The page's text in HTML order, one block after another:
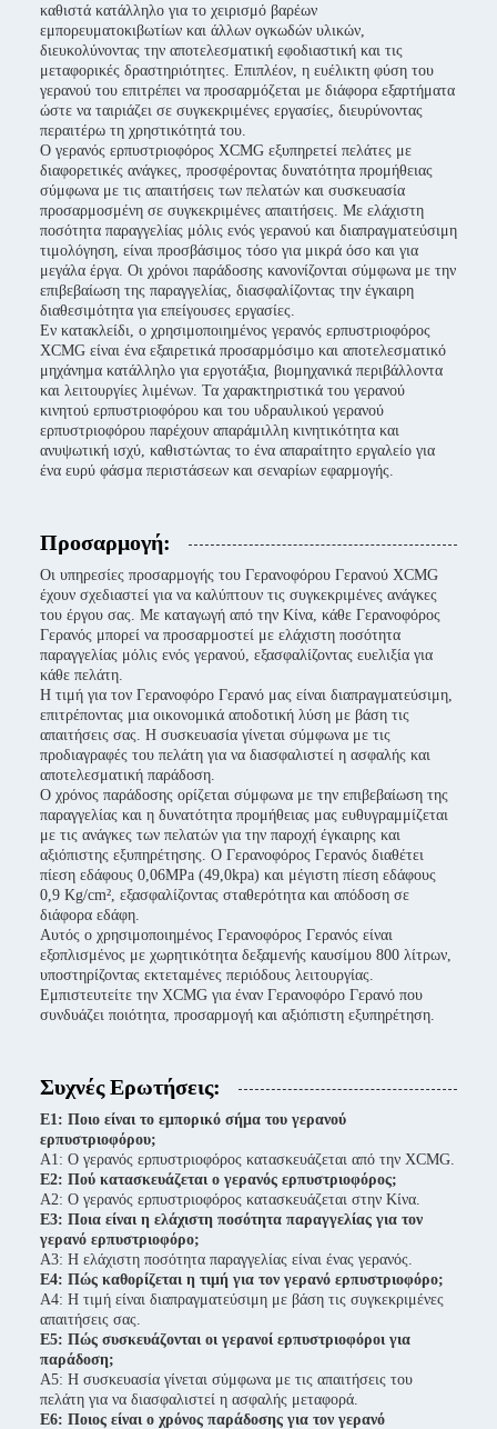
καθιστά κατάλληλο για το χειρισμό βαρέων
εμπορευματοκιβωτίων και άλλων ογκωδών υλικών,
διευκολύνοντας την αποτελεσματική εφοδιαστική και τις
μεταφορικές δραστηριότητες. Επιπλέον, η ευέλικτη φύση του
γερανού του επιτρέπει να προσαρμόζεται με διάφορα εξαρτήματα
ώστε να ταιριάζει σε συγκεκριμένες εργασίες, διευρύνοντας
περαιτέρω τη χρηστικότητά του.
Ο γερανός ερπυστριοφόρος XCMG εξυπηρετεί πελάτες με
διαφορετικές ανάγκες, προσφέροντας δυνατότητα προμήθειας
σύμφωνα με τις απαιτήσεις των πελατών και συσκευασία
προσαρμοσμένη σε συγκεκριμένες απαιτήσεις. Με ελάχιστη
ποσότητα παραγγελίας μόλις ενός γερανού και διαπραγματεύσιμη
τιμολόγηση, είναι προσβάσιμος τόσο για μικρά όσο και για
μεγάλα έργα. Οι χρόνοι παράδοσης κανονίζονται σύμφωνα με την
επιβεβαίωση της παραγγελίας, διασφαλίζοντας την έγκαιρη
διαθεσιμότητα για επείγουσες εργασίες.
Εν κατακλείδι, ο χρησιμοποιημένος γερανός ερπυστριοφόρος
XCMG είναι ένα εξαιρετικά προσαρμόσιμο και αποτελεσματικό
μηχάνημα κατάλληλο για εργοτάξια, βιομηχανικά περιβάλλοντα
και λειτουργίες λιμένων. Τα χαρακτηριστικά του γερανού
κινητού ερπυστριοφόρου και του υδραυλικού γερανού
ερπυστριοφόρου παρέχουν απαράμιλλη κινητικότητα και
ανυψωτική ισχύ, καθιστώντας το ένα απαραίτητο εργαλείο για
ένα ευρύ φάσμα περιστάσεων και σεναρίων εφαρμογής.
Προσαρμογή:
Οι υπηρεσίες προσαρμογής του Γερανοφόρου Γερανού XCMG
έχουν σχεδιαστεί για να καλύπτουν τις συγκεκριμένες ανάγκες
του έργου σας. Με καταγωγή από την Κίνα, κάθε Γερανοφόρος
Γερανός μπορεί να προσαρμοστεί με ελάχιστη ποσότητα
παραγγελίας μόλις ενός γερανού, εξασφαλίζοντας ευελιξία για
κάθε πελάτη.
Η τιμή για τον Γερανοφόρο Γερανό μας είναι διαπραγματεύσιμη,
επιτρέποντας μια οικονομικά αποδοτική λύση με βάση τις
απαιτήσεις σας. Η συσκευασία γίνεται σύμφωνα με τις
προδιαγραφές του πελάτη για να διασφαλιστεί η ασφαλής και
αποτελεσματική παράδοση.
Ο χρόνος παράδοσης ορίζεται σύμφωνα με την επιβεβαίωση της
παραγγελίας και η δυνατότητα προμήθειας μας ευθυγραμμίζεται
με τις ανάγκες των πελατών για την παροχή έγκαιρης και
αξιόπιστης εξυπηρέτησης. Ο Γερανοφόρος Γερανός διαθέτει
πίεση εδάφους 0,06MPa (49,0kpa) και μέγιστη πίεση εδάφους
0,9 Kg/cm², εξασφαλίζοντας σταθερότητα και απόδοση σε
διάφορα εδάφη.
Αυτός ο χρησιμοποιημένος Γερανοφόρος Γερανός είναι
εξοπλισμένος με χωρητικότητα δεξαμενής καυσίμου 800 λίτρων,
υποστηρίζοντας εκτεταμένες περιόδους λειτουργίας.
Εμπιστευτείτε την XCMG για έναν Γερανοφόρο Γερανό που
συνδυάζει ποιότητα, προσαρμογή και αξιόπιστη εξυπηρέτηση.
Συχνές Ερωτήσεις:
Ε1: Ποιο είναι το εμπορικό σήμα του γερανού
ερπυστριοφόρου;
Α1: Ο γερανός ερπυστριοφόρος κατασκευάζεται από την XCMG.
Ε2: Πού κατασκευάζεται ο γερανός ερπυστριοφόρος;
Α2: Ο γερανός ερπυστριοφόρος κατασκευάζεται στην Κίνα.
Ε3: Ποια είναι η ελάχιστη ποσότητα παραγγελίας για τον
γερανό ερπυστριοφόρο;
Α3: Η ελάχιστη ποσότητα παραγγελίας είναι ένας γερανός.
Ε4: Πώς καθορίζεται η τιμή για τον γερανό ερπυστριοφόρο;
Α4: Η τιμή είναι διαπραγματεύσιμη με βάση τις συγκεκριμένες
απαιτήσεις σας.
Ε5: Πώς συσκευάζονται οι γερανοί ερπυστριοφόροι για
παράδοση;
Α5: Η συσκευασία γίνεται σύμφωνα με τις απαιτήσεις του
πελάτη για να διασφαλιστεί η ασφαλής μεταφορά.
Ε6: Ποιος είναι ο χρόνος παράδοσης για τον γερανό